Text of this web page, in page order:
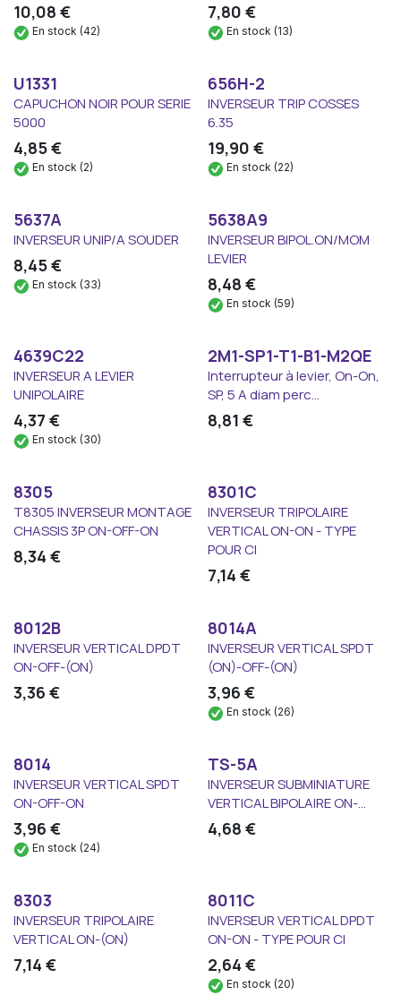
10,08 €
En stock (42)
7,80 €
En stock (13)
U1331
CAPUCHON NOIR POUR SERIE
5000
4,85€
En stock (2)
656H-2
INVERSEUR TRIP COSSES
6.35
19,90 €
En stock (22)
5637A
INVERSEUR UNIP/A SOUDER
8,45€
En stock (33)
5638A9
INVERSEUR BIPOL.ON/MOM
LEVIER
8,48 €
En stock (59)
4639C22
INVERSEUR A LEVIER
UNIPOLAIRE
4,37 €
En stock (30)
2M1-SP1-T1-B1-M2QE
Interrupteur à levier, On-On,
SP, 5 A diam perc...
8,81 €
8305
T8305 INVERSEUR MONTAGE
CHASSIS 3P ON-OFF-ON
8,34 €
8301C
INVERSEUR TRIPOLAIRE
VERTICAL ON-ON - TYPE
POUR CI
7,14 €
8012B
INVERSEUR VERTICAL DPDT
ON-OFF-(ON)
3,36 €
8014A
INVERSEUR VERTICAL SPDT
(ON)-OFF-(ON)
3,96 €
En stock (26)
8014
INVERSEUR VERTICAL SPDT
ON-OFF-ON
3,96 €
En stock (24)
TS-5A
INVERSEUR SUBMINIATURE
VERTICAL BIPOLAIRE ON-...
4,68 €
8303
INVERSEUR TRIPOLAIRE
VERTICAL ON-(ON)
7,14 €
8011C
INVERSEUR VERTICAL DPDT
ON-ON - TYPE POUR CI
2,64 €
En stock (20)